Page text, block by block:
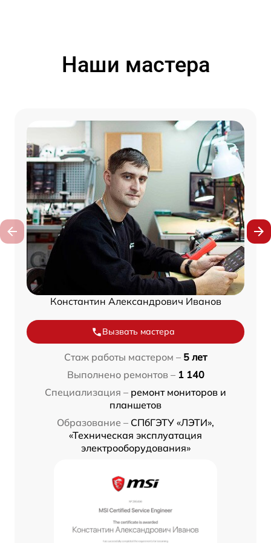
Наши мастера
Константин Александрович Иванов
Вызвать мастера
Стаж работы мастером – 5 лет
Выполнено ремонтов – 1 140
Специализация – ремонт мониторов и
планшетов
Образование – СПбГЭТУ «ЛЭТИ»,
«Техническая эксплуатация
электрооборудования»